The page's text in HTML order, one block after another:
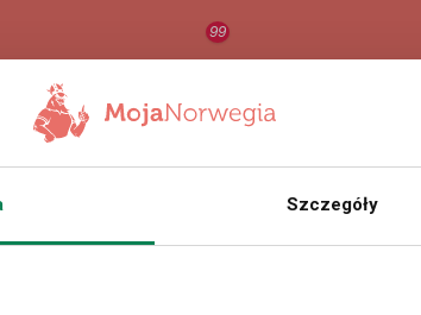
99
Szczegóły